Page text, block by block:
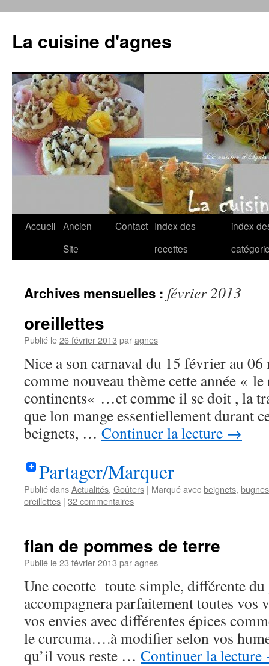
La cuisine d'agnes
Aller
Accueil Ancien
Site
Contact Index des
recettes
index
Archives mensuelles : février 2013
oreillettes
Publié le26 février 2013 paragnes
Nice a son carnaval du 15 février au 06
comme nouveau thème cette année «
continents« …et comme il se doit , la
que lon mange essentiellement durant
beignets, … Continuer la lecture →
Partager/Marquer
Publié dansActualités, Goûters | Marqué avecbeignets, bugnes
oreillettes | 32 commentaires
flan de pommes de terre
Publié le23 février 2013 paragnes
Une cocotte toute simple, différente
accompagnera parfaitement toutes vos
vos envies avec différentes épices
le curcuma….à modifier selon vos
qu’il vous reste … Continuer la lecture